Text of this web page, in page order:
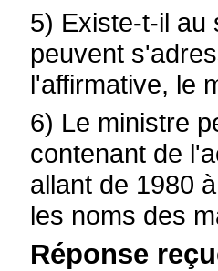
5) Existe-t-il au
peuvent
l'affirmative, le
6) Le ministre
contenant de
allant de 1980
les noms des
Réponse